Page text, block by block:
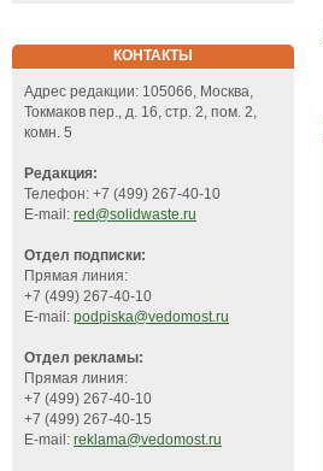
КОНТАКТЫ
Адрес редакции: 105066, Москва,
Токмаков пер., д. 16, стр. 2, пом. 2,
комн. 5
Редакция:
Телефон: +7 (499) 267-40-10
E-mail: red@solidwaste.ru
Отдел подписки:
Прямая линия:
+7 (499) 267-40-10
E-mail: podpiska@vedomost.ru
Отдел рекламы:
Прямая линия:
+7 (499) 267-40-10
+7 (499) 267-40-15
E-mail: reklama@vedomost.ru